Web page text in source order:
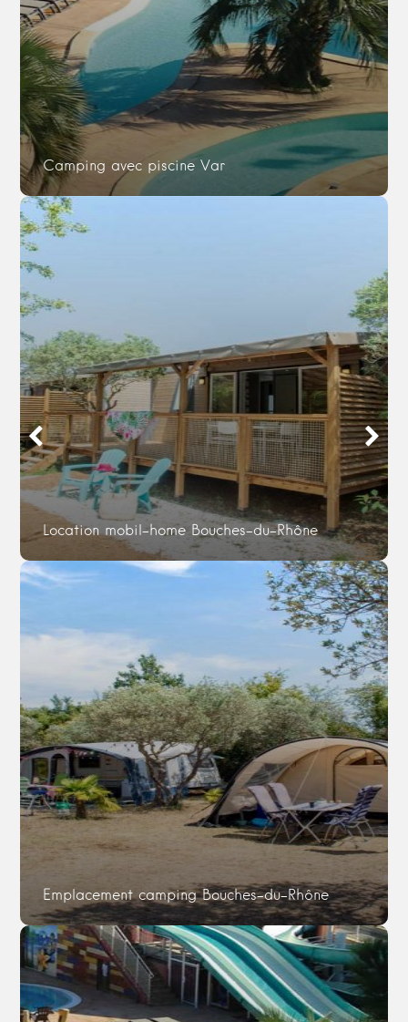
Camping avec piscine Var
Location mobil-home Bouches-du-Rhône
Emplacement camping Bouches-du-Rhône